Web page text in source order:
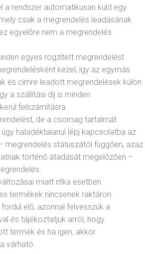
a rendszer automatikusan küld egy
csak a megrendelés leadásának
egyelőre nem a megrendelés
egyes rögzített megrendelést
kezel, így az egymás
és címre leadott megrendelések külön
a szállítási díj is minden
felszámításra.
de a csomag tartalmát
haladéktalanul lépj kapcsolatba az
megrendelés státuszától függően, azaz
történő átadását megelőzően –
miatt ritka esetben
termékek nincsenek raktáron.
elő, azonnal felvesszük a
és tájékoztatjuk arról, hogy
termék és ha igen, akkor
várható.